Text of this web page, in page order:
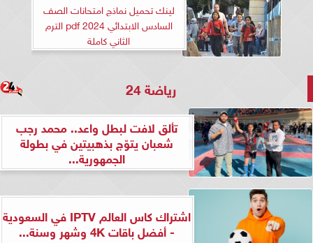
لينك تحميل نماذج امتحانات الصف
السادس الابتدائي 2024 pdf الترم
الثاني كاملة
رياضة 24
تألق لافت لبطل واعد.. محمد رجب
شعبان يتوّج بذهبيتين في بطولة
الجمهورية...
اشتراك كاس العالم IPTV في السعودية
- أفضل باقات 4K وشهر وسنة...